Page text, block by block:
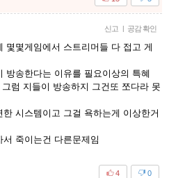
신고 공감 확인
몇몇게임에서 스트리머들 다 접고 게
방송한다는 이유를 필요이상의 특혜
럼 지들이 방송하지 그건또 쪼다라 못
시스템이고 그걸 욕하는게 이상한거
죽이는건 다른문제임
0
4